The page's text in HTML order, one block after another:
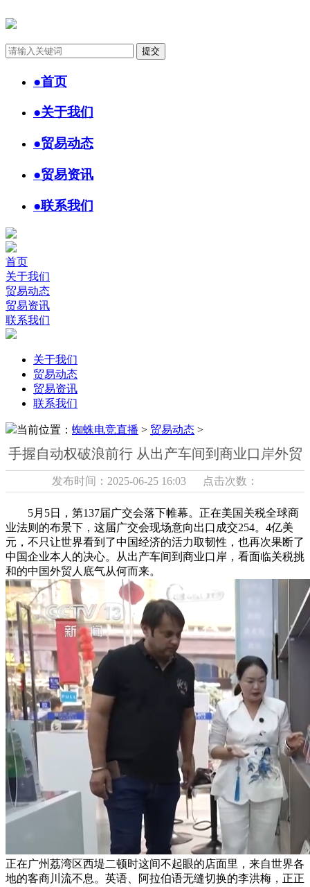
●首页
●关于我们
●贸易动态
●贸易资讯
●联系我们
首页
关于我们
贸易动态
贸易资讯
联系我们
关于我们
贸易动态
贸易资讯
联系我们
当前位置： 蜘蛛电竞直播 > 贸易动态 >
手握自动权破浪前行 从出产车间到商业口岸外贸
发布时间：2025-06-25 16:03 点击次数：
5月5日，第137届广交会落下帷幕。正在美国关税全球商
业法则的布景下，这届广交会现场意向出口成交254。4亿美
元，不只让世界看到了中国经济的活力取韧性，也再次果断了
中国企业本人的决心。从出产车间到商业口岸，看面临关税挑
和的中国外贸人底气从何而来。
正在广州荔湾区西堤二顿时这间不起眼的店面里，来自世界各
地的客商川流不息。英语、阿拉伯语无缝切换的李洪梅，正正